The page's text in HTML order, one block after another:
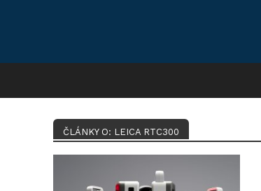
ČLÁNKY O: LEICA RTC300